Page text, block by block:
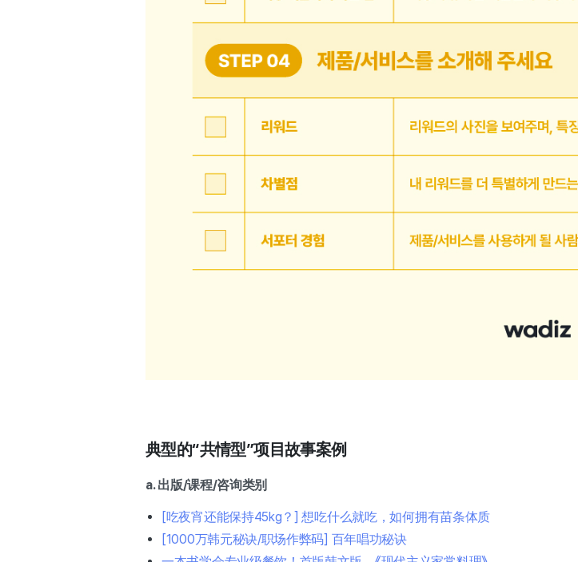
典型的“共情型”项目故事案例
a. 出版/课程/咨询类别
[吃夜宵还能保持45kg？] 想吃什么就吃，如何拥有苗条体质
[1000万韩元秘诀/职场作弊码] 百年唱功秘诀